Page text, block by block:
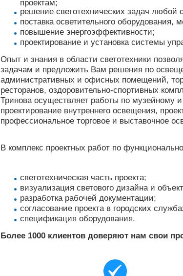
проектам;
решение светотехнических задач любой
поставка осветительного оборудования,
повышение энергоэффективности;
проектирование и установка системы
Опыт и знания в области светотехники
задачам и предложить Вам решения по
административных и офисных помещений,
ресторанов, оздоровительно-спортивных
Тринова осуществляет работы по музейному
проектирование внутреннего освещения,
профессиональное торговое и выставочное
В комплекс проектных работ по
светотехническая часть проекта;
визуализация светового дизайна и
разработка рабочей документации;
согласование проекта в городских
спецификация оборудования.
Более 1000 клиентов доверяют нам свои